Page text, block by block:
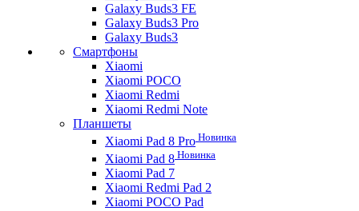
Galaxy Buds3 FE
Galaxy Buds3 Pro
Galaxy Buds3
Смартфоны
Xiaomi
Xiaomi POCO
Xiaomi Redmi
Xiaomi Redmi Note
Планшеты
Xiaomi Pad 8 Pro Новинка
Xiaomi Pad 8 Новинка
Xiaomi Pad 7
Xiaomi Redmi Pad 2
Xiaomi POCO Pad